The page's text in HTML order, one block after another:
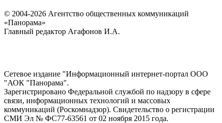
© 2004-2026 Агентство общественных коммуникаций
«Панорама»
Главный редактор Агафонов И.А.
Сетевое издание "Информационный интернет-портал ООО
"АОК "Панорама".
Зарегистрировано Федеральной службой по надзору в сфере
связи, информационных технологий и массовых
коммуникаций (Роскомнадзор). Cвидетельство о регистрации
СМИ Эл № ФС77-63561 от 02 ноября 2015 года.